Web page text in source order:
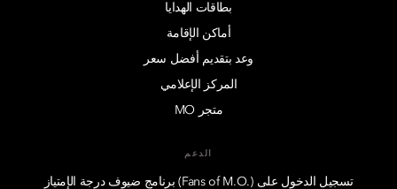
بطاقات الهدايا
أماكن الإقامة
وعد بتقديم أفضل سعر
المركز الإعلامي
متجر MO
الدعم
تسجيل الدخول على (.Fans of M.O) برنامج ضيوف درجة الإمتياز